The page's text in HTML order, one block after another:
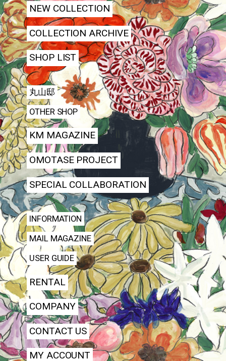
NEW COLLECTION
COLLECTION ARCHIVE
SHOP LIST
丸山邸
OTHER SHOP
KM MAGAZINE
OMOTASE PROJECT
SPECIAL COLLABORATION
INFORMATION
MAIL MAGAZINE
USER GUIDE
RENTAL
COMPANY
CONTACT US
MY ACCOUNT